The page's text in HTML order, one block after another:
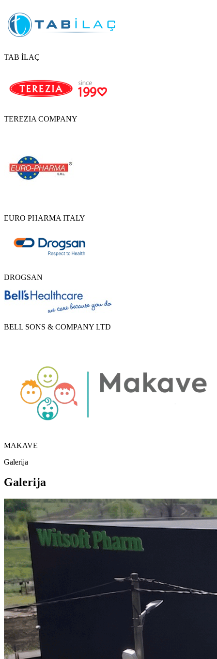
TAB İLAÇ
TEREZIA COMPANY
EURO PHARMA ITALY
DROGSAN
BELL SONS & COMPANY LTD
MAKAVE
Galerija
Galerija